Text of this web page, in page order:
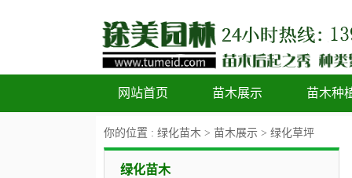
网站首页 苗木展示 苗木种
你的位置 : 绿化苗木 > 苗木展示 > 绿化草坪
绿化苗木